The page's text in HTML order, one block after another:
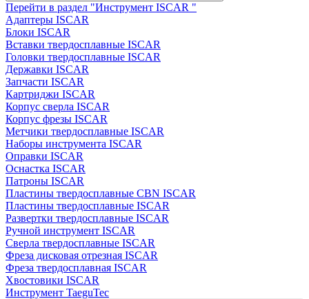
Перейти в раздел "Инструмент ISCAR "
Адаптеры ISCAR
Блоки ISCAR
Вставки твердосплавные ISCAR
Головки твердосплавные ISCAR
Державки ISCAR
Запчасти ISCAR
Картриджи ISCAR
Корпус сверла ISCAR
Корпус фрезы ISCAR
Метчики твердосплавные ISCAR
Наборы инструмента ISCAR
Оправки ISCAR
Оснастка ISCAR
Патроны ISCAR
Пластины твердосплавные CBN ISCAR
Пластины твердосплавные ISCAR
Развертки твердосплавные ISCAR
Ручной инструмент ISCAR
Сверла твердосплавные ISCAR
Фреза дисковая отрезная ISCAR
Фреза твердосплавная ISCAR
Хвостовики ISCAR
Инструмент TaeguTec